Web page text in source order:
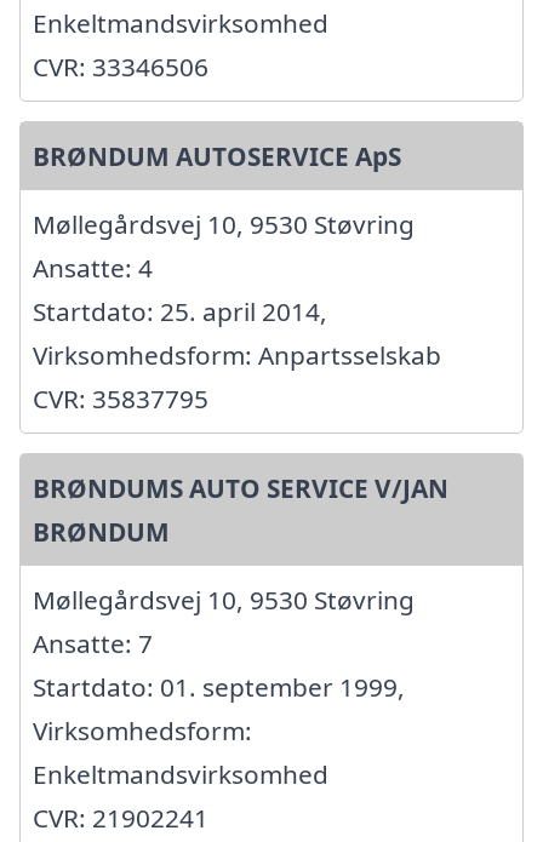
Enkeltmandsvirksomhed
CVR: 33346506
BRØNDUM AUTOSERVICE ApS
Møllegårdsvej 10, 9530 Støvring
Ansatte: 4
Startdato: 25. april 2014,
Virksomhedsform: Anpartsselskab
CVR: 35837795
BRØNDUMS AUTO SERVICE V/JAN
BRØNDUM
Møllegårdsvej 10, 9530 Støvring
Ansatte: 7
Startdato: 01. september 1999,
Virksomhedsform:
Enkeltmandsvirksomhed
CVR: 21902241